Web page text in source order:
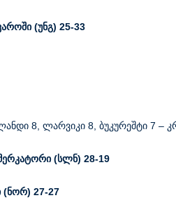
(უნგ) 25-33
8, ლარვიკი 8, ბუკურეშტი 7 –
(სლნ) 28-19
(ნორ) 27-27